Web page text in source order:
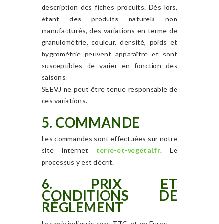
description des fiches produits. Dès lors,
étant des produits naturels non
manufacturés, des variations en terme de
granulométrie, couleur, densité, poids et
hygrométrie peuvent apparaître et sont
susceptibles de varier en fonction des
saisons.
SEEVJ ne peut être tenue responsable de
ces variations.
5. COMMANDE
Les commandes sont effectuées sur notre
site internet terre-et-vegetal.fr. Le
processus y est décrit.
6. PRIX ET
CONDITIONS DE
RÈGLEMENT